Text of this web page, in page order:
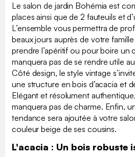
Le salon de jardin Bohémia est
places ainsi que de 2 fauteuils et
L’ensemble vous permettra de
beaux jours auprès de votre
prendre l’apéritif ou pour boire un
manquera pas de se rendre utile
Côté design, le style vintage
une structure en bois d’acacia et
Elégant et résolument
manquera pas de charme. Enfin,
tendance sera ajoutée à votre
couleur beige de ses cousins.
L'acacia : Un bois robuste